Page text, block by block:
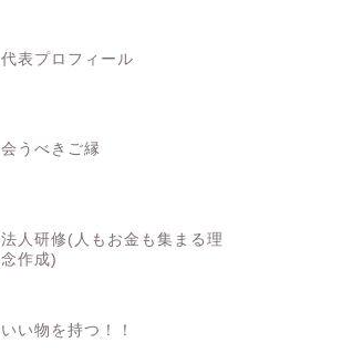
代表プロフィール
会うべきご縁
法人研修(人もお金も集まる理
念作成)
いい物を持つ！！